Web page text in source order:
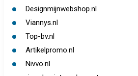
Designmijnwebshop.nl
Viannys.nl
Top-bv.nl
Artikelpromo.nl
Nivvo.nl